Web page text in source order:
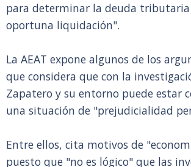
para determinar la deuda
oportuna liquidación".
La AEAT expone algunos de los
que considera que con la
Zapatero y su entorno puede estar
una situación de "prejudicialidad
Entre ellos, cita motivos de
puesto que "no es lógico" que las